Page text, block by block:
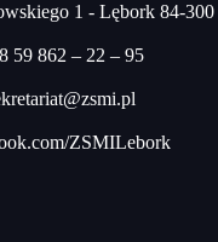
1 - Lębork 84-300
59 862 – 22 – 95
ZSMILebork